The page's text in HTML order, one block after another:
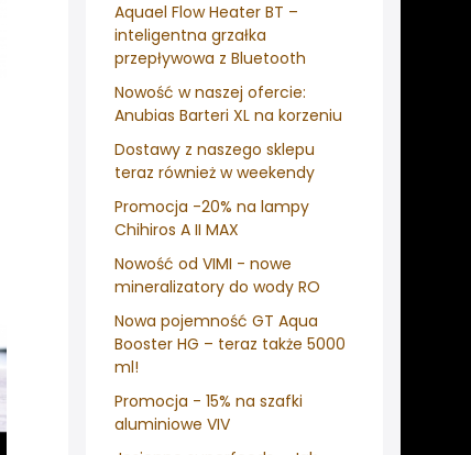
Aquael Flow Heater BT –
inteligentna grzałka
przepływowa z Bluetooth
Nowość w naszej ofercie:
Anubias Barteri XL na korzeniu
Dostawy z naszego sklepu
teraz również w weekendy
Promocja -20% na lampy
Chihiros A II MAX
Nowość od VIMI - nowe
mineralizatory do wody RO
Nowa pojemność GT Aqua
Booster HG – teraz także 5000
ml!
Promocja - 15% na szafki
aluminiowe VIV